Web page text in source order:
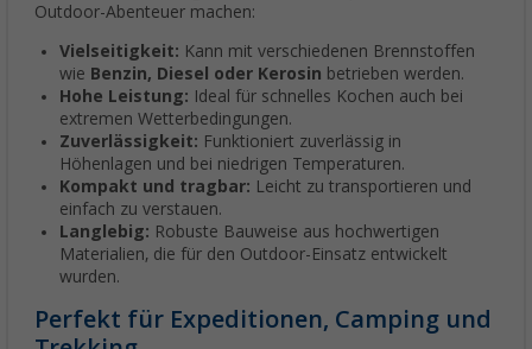
Outdoor-Abenteuer machen:
Vielseitigkeit: Kann mit verschiedenen Brennstoffen
wie Benzin, Diesel oder Kerosin betrieben werden.
Hohe Leistung: Ideal für schnelles Kochen auch bei
extremen Wetterbedingungen.
Zuverlässigkeit: Funktioniert zuverlässig in
Höhenlagen und bei niedrigen Temperaturen.
Kompakt und tragbar: Leicht zu transportieren und
einfach zu verstauen.
Langlebig: Robuste Bauweise aus hochwertigen
Materialien, die für den Outdoor-Einsatz entwickelt
wurden.
Perfekt für Expeditionen, Camping und